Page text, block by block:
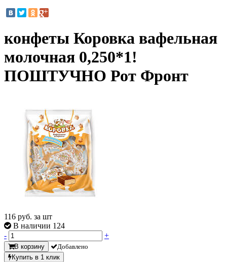
конфеты Коровка вафельная
молочная 0,250*1!
ПОШТУЧНО Рот Фронт
116 руб. за шт
В наличии 124
-
+
В корзину
Добавлено
Купить в 1 клик